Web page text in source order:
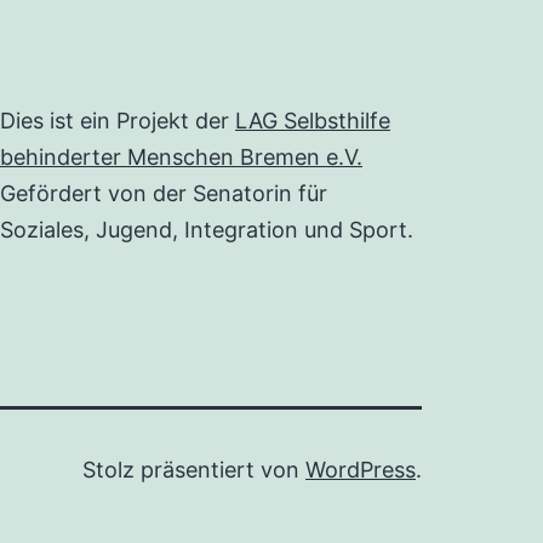
Dies ist ein Projekt der LAG Selbsthilfe
behinderter Menschen Bremen e.V.
Gefördert von der Senatorin für
Soziales, Jugend, Integration und Sport.
Stolz präsentiert von WordPress.